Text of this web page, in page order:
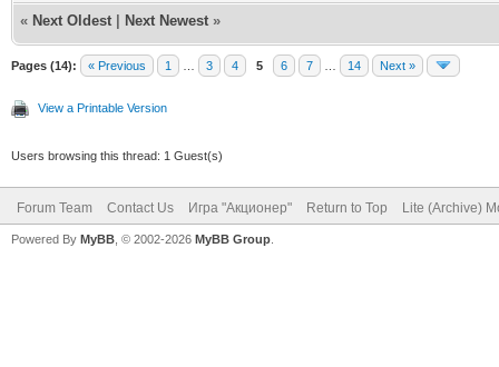
« Next Oldest Next Newest »
Pages (14): « Previous 1 3 4 5 6 7 14 Next »
View a Printable Version
Users browsing this thread: 1 Guest(s)
Forum Team Contact Us Игра "Акционер" Return to Top Lite (Archive)
Powered By MyBB , © 2002-2026 MyBB Group